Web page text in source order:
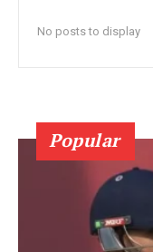
No posts to display
Popular